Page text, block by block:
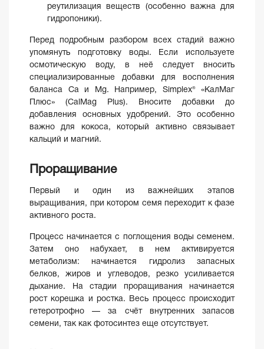
реутилизация веществ (особенно важна для
гидропоники).
Перед подробным разбором всех стадий важно
упомянуть подготовку воды. Если используете
осмотическую воду, в неё следует вносить
специализированные добавки для восполнения
баланса Ca и Mg. Например, Simplex® «КалМаг
Плюс» (CalMag Plus). Вносите добавки до
добавления основных удобрений. Это особенно
важно для кокоса, который активно связывает
кальций и магний.
Проращивание
Первый и один из важнейших этапов
выращивания, при котором семя переходит к фазе
активного роста.
Процесс начинается с поглощения воды семенем.
Затем оно набухает, в нем активируется
метаболизм: начинается гидролиз запасных
белков, жиров и углеводов, резко усиливается
дыхание. На стадии проращивания начинается
рост корешка и ростка. Весь процесс происходит
гетеротрофно — за счёт внутренних запасов
семени, так как фотосинтез еще отсутствует.